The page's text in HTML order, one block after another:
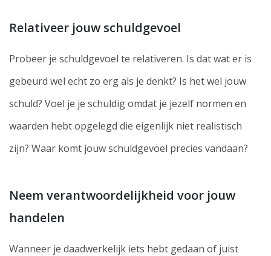
Relativeer jouw schuldgevoel
Probeer je schuldgevoel te relativeren. Is dat wat er is
gebeurd wel echt zo erg als je denkt? Is het wel jouw
schuld? Voel je je schuldig omdat je jezelf normen en
waarden hebt opgelegd die eigenlijk niet realistisch
zijn? Waar komt jouw schuldgevoel precies vandaan?
Neem verantwoordelijkheid voor jouw
handelen
Wanneer je daadwerkelijk iets hebt gedaan of juist